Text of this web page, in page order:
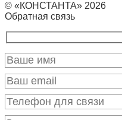
© «КОНСТАНТА» 2026
Обратная связь